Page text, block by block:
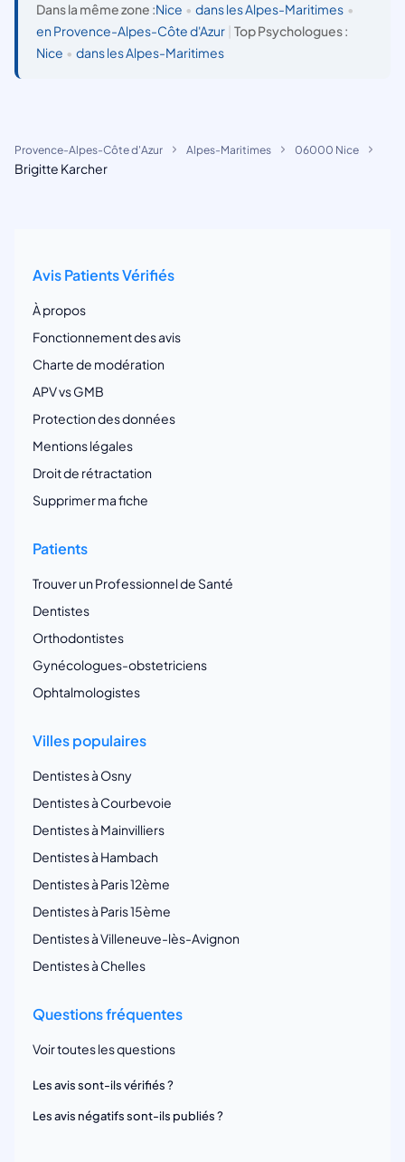
Dans la même zone :Nice • dans les Alpes-Maritimes •
en Provence-Alpes-Côte d'Azur
Top Psychologues :
Nice • dans les Alpes-Maritimes
Provence-Alpes-Côte d'Azur Alpes-Maritimes 06000 Nice
Brigitte Karcher
Avis Patients Vérifiés
À propos
Fonctionnement des avis
Charte de modération
APV vs GMB
Protection des données
Mentions légales
Droit de rétractation
Supprimer ma fiche
Patients
Trouver un Professionnel de Santé
Dentistes
Orthodontistes
Gynécologues-obstetriciens
Ophtalmologistes
Villes populaires
Dentistes à Osny
Dentistes à Courbevoie
Dentistes à Mainvilliers
Dentistes à Hambach
Dentistes à Paris 12ème
Dentistes à Paris 15ème
Dentistes à Villeneuve-lès-Avignon
Dentistes à Chelles
Questions fréquentes
Voir toutes les questions
Les avis sont-ils vérifiés ?
Les avis négatifs sont-ils publiés ?